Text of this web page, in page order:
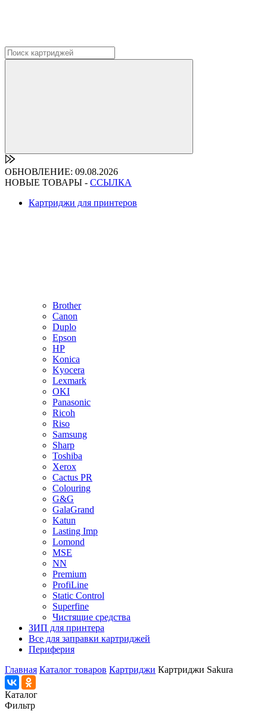
ОБНОВЛЕНИЕ: 09.08.2026
НОВЫЕ ТОВАРЫ - ССЫЛКА
Картриджи для принтеров
Brother
Canon
Duplo
Epson
HP
Konica
Kyocera
Lexmark
OKI
Panasonic
Ricoh
Riso
Samsung
Sharp
Toshiba
Xerox
Cactus PR
Colouring
G&G
GalaGrand
Katun
Lasting Imp
Lomond
MSE
NN
Premium
ProfiLine
Static Control
Superfine
Чистящие средства
ЗИП для принтера
Все для заправки картриджей
Периферия
Главная Каталог товаров Картриджи Картриджи Sakura
Каталог
Фильтр